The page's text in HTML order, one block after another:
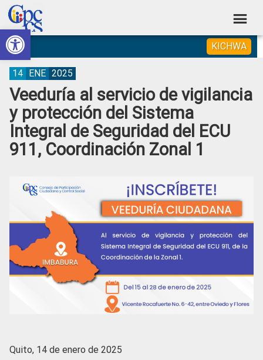
Abrir barra de herramientas
Skip
to
primary
navigation
Skip
to
main
content
Skip
to
primary
sidebar
Skip
to
footer
Consejo
de
Participación
Ciudadana
Control
Social
Construyendo
Poder
Ciudadano
KICHWA
Veeduría al servicio de vigilancia
y protección del Sistema
Integral de Seguridad del ECU
911, Coordinación Zonal 1
14 ENE 2025
Quito, 14 de enero de 2025